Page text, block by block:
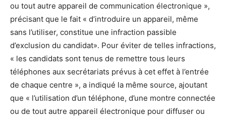
ou tout autre appareil de communication électronique »,
précisant que le fait « d’introduire un appareil, même
sans l’utiliser, constitue une infraction passible
d’exclusion du candidat». Pour éviter de telles infractions,
« les candidats sont tenus de remettre tous leurs
téléphones aux secrétariats prévus à cet effet à l’entrée
de chaque centre », a indiqué la même source, ajoutant
que « l’utilisation d’un téléphone, d’une montre connectée
ou de tout autre appareil électronique pour diffuser ou